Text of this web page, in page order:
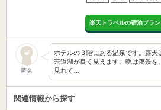
楽天トラベルの宿泊プラ
匿名
ホテルの３階にある温泉です。露
宍道湖が良く見えます。晩は夜景を
見れて…
関連情報から探す